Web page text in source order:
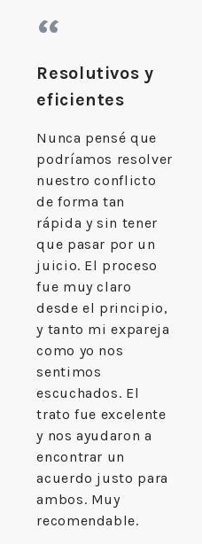
“
Resolutivos y
eficientes
Nunca pensé que
podríamos resolver
nuestro conflicto
de forma tan
rápida y sin tener
que pasar por un
juicio. El proceso
fue muy claro
desde el principio,
y tanto mi expareja
como yo nos
sentimos
escuchados. El
trato fue excelente
y nos ayudaron a
encontrar un
acuerdo justo para
ambos. Muy
recomendable.